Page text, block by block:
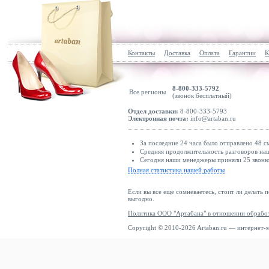
Контакты Доставка Оплата Гарантии
Все регионы
8-800-333-5792
(звонок бесплатный)
Отдел доставки: 8-800-333-5793
Электронная почта: info@artaban.ru
За последние 24 часа было отправлено 48
Средняя продолжительность разговоров
Сегодня наши менеджеры приняли 25
Полная статистика нашей работы
Если вы все еще сомневаетесь, стоит ли делать
выгодно.
Политика ООО "Артабана" в отношении
Copyright © 2010-2026 Artaban.ru — интернет-